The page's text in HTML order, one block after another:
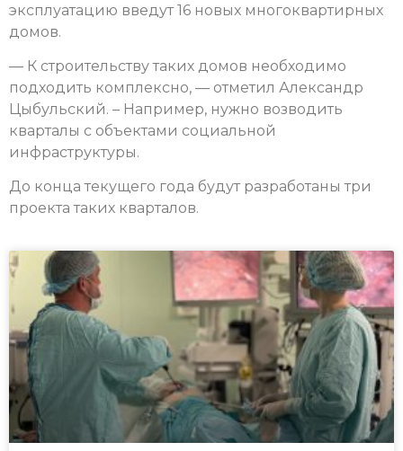
эксплуатацию введут 16 новых многоквартирных
домов.
— К строительству таких домов необходимо
подходить комплексно, — отметил Александр
Цыбульский. – Например, нужно возводить
кварталы с объектами социальной
инфраструктуры.
До конца текущего года будут разработаны три
проекта таких кварталов.